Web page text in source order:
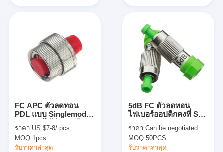
เกี่ยวกับเรา
ทัวร์โรงงาน
ติดต่อเรา
ข่าว
FC APC ตัวลดทอน
PDL แบบ Singlemode
หญิงถึงตัวเมีย
ราคา:US $7-8/ pcs
MOQ:1pcs
รับราคาล่าสุด
5dB FC ตัวลดทอน
ไฟเบอร์ออปติกคงที่ SM
กับหญิง Metal
ราคา:Can be negotiated
MOQ:50PCS
รับราคาล่าสุด